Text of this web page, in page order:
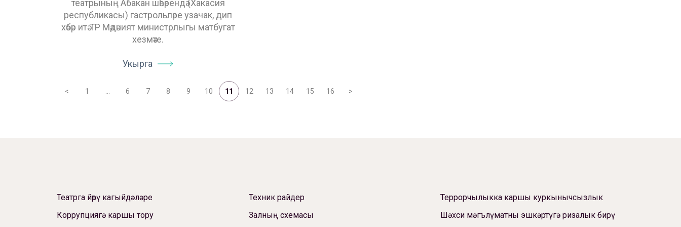
театрының Абакан шәһәрендә (Хакасия
республикасы) гастрольләре узачак, дип
хәбәр итә ТР Мәдәният министрлыгы матбугат
хезмәте.
Укырга
< 1 6 7 8 9 10 11 12 13 14 15 16 >
Театрга йөрү кагыйдәләре
Коррупциягә каршы тору
Техник райдер
Залның схемасы
Террорчылыкка каршы куркынычсызлык
Шәхси мәгълүматны эшкәртүгә ризалык бирү